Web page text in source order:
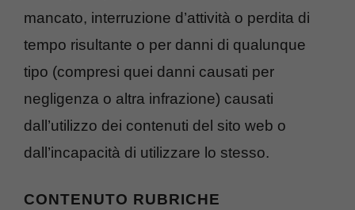
mancato, interruzione d’attività o perdita di
tempo risultante o per danni di qualunque
tipo (compresi quei danni causati per
negligenza o altra infrazione) causati
dall’utilizzo dei contenuti del sito web o
dall’incapacità di utilizzare lo stesso.
CONTENUTO RUBRICHE